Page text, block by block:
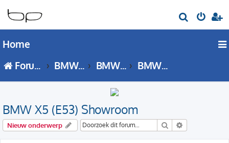
o
Home
Forumoverzicht
BMW X Serie BMW X5 - E53 forum BMW X5 (E53) Showroom
BMW X5 (E53) Showroom
Nieuw onderwerp Zoek